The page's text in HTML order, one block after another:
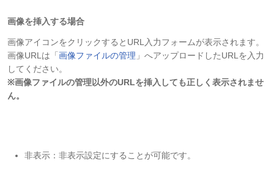
画像を挿入する場合
画像アイコンをクリックするとURL入力フォームが表示されます。
画像URLは「 画像ファイルの管理 」へアップロードしたURLを入力
してください。
※画像ファイルの管理以外のURLを挿入しても正しく表示されませ
ん。
非表示：非表示設定にすることが可能です。